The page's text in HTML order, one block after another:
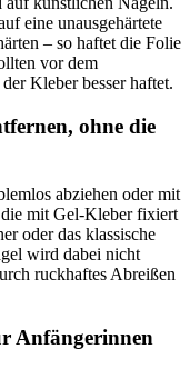
eine unausgehärtete
– so haftet die Folie
vor dem
Kleber besser haftet.
ohne die
abziehen oder mit
mit Gel-Kleber fixiert
oder das klassische
wird dabei nicht
ruckhaftes Abreißen
Anfängerinnen